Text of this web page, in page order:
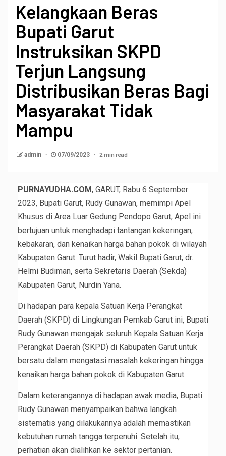
Kelangkaan Beras
Bupati Garut
Instruksikan SKPD
Terjun Langsung
Distribusikan Beras Bagi
Masyarakat Tidak
Mampu
admin 07/09/2023 2 min read
PURNAYUDHA.COM, GARUT, Rabu 6 September
2023, Bupati Garut, Rudy Gunawan, memimpi Apel
Khusus di Area Luar Gedung Pendopo Garut, Apel ini
bertujuan untuk menghadapi tantangan kekeringan,
kebakaran, dan kenaikan harga bahan pokok di wilayah
Kabupaten Garut. Turut hadir, Wakil Bupati Garut, dr.
Helmi Budiman, serta Sekretaris Daerah (Sekda)
Kabupaten Garut, Nurdin Yana.
Di hadapan para kepala Satuan Kerja Perangkat
Daerah (SKPD) di Lingkungan Pemkab Garut ini, Bupati
Rudy Gunawan mengajak seluruh Kepala Satuan Kerja
Perangkat Daerah (SKPD) di Kabupaten Garut untuk
bersatu dalam mengatasi masalah kekeringan hingga
kenaikan harga bahan pokok di Kabupaten Garut.
Dalam keterangannya di hadapan awak media, Bupati
Rudy Gunawan menyampaikan bahwa langkah
sistematis yang dilakukannya adalah memastikan
kebutuhan rumah tangga terpenuhi. Setelah itu,
perhatian akan dialihkan ke sektor pertanian.